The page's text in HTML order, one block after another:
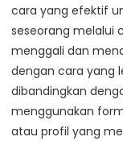
cara yang efektif
seseorang melalui
menggali dan
dengan cara yang
dibandingkan
menggunakan
atau profil yang